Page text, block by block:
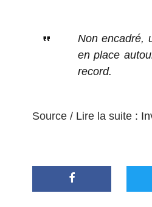
Non encadré,
en place
record.
Source / Lire la suite :